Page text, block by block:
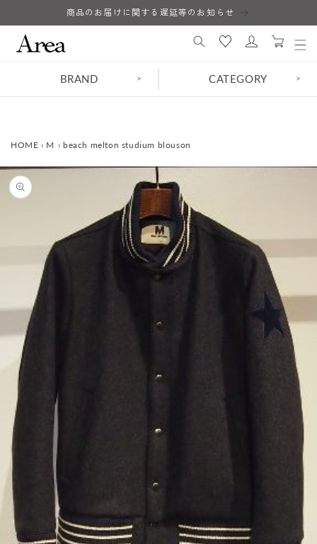
進む
商品のお届けに関する遅延等のお知らせ
ロ
イ
カ
ー
BRAND > CATEGORY >
HOME › M › beach melton studium blouson